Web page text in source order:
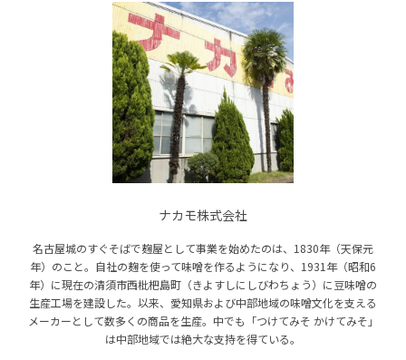
ナカモ株式会社
名古屋城のすぐそばで麹屋として事業を始めたのは、1830年（天保元
年）のこと。自社の麹を使って味噌を作るようになり、1931年（昭和6
年）に現在の清須市西枇杷島町（きよすしにしびわちょう）に豆味噌の
生産工場を建設した。以来、愛知県および中部地域の味噌文化を支える
メーカーとして数多くの商品を生産。中でも「つけてみそ かけてみそ」
は中部地域では絶大な支持を得ている。